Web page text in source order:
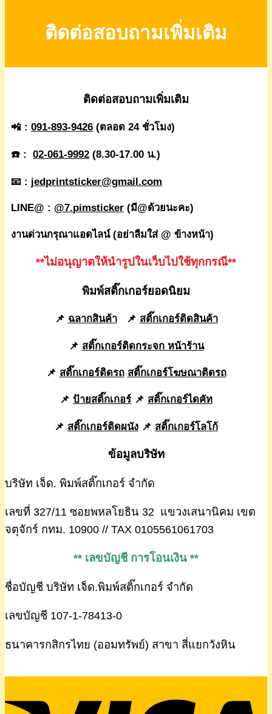
ติดต่อสอบถามเพิ่มเติม
ติดต่อสอบถามเพิ่มเติม
📲 : 091-893-9426 (ตลอด 24 ชั่วโมง)
☎️ : 02-061-9992 (8.30-17.00 น.)
📧 : jedprintsticker@gmail.com
LINE@ : @7.pimsticker (มี@ด้วยนะคะ)
งานด่วนกรุณาแอดไลน์ (อย่าลืมใส่ @ ข้างหน้า)
**ไม่อนุญาตให้นำรูปในเว็บไปใช้ทุกกรณี**
พิมพ์สติ๊กเกอร์ยอดนิยม
📌 ฉลากสินค้า📌 สติ๊กเกอร์ติดสินค้า
📌 สติ๊กเกอร์ติดกระจก หน้าร้าน
📌 สติ๊กเกอร์ติดรถ สติ๊กเกอร์โฆษณาติดรถ
📌 ป้ายสติ๊กเกอร์ 📌 สติ๊กเกอร์ไดคัท
📌 สติ๊กเกอร์ติดผนัง 📌 สติ๊กเกอร์โลโก้
ข้อมูลบริษัท
บริษัท เจ็ด. พิมพ์สติ๊กเกอร์ จำกัด
เลขที่ 327/11 ซอยพหลโยธิน 32 แขวงเสนานิคม เขต
จตุจักร์ กทม. 10900 // TAX 0105561061703
** เลขบัญชี การโอนเงิน **
ชื่อบัญชี บริษัท เจ็ด.พิมพ์สติ๊กเกอร์ จำกัด
เลขบัญชี 107-1-78413-0
ธนาคารกสิกรไทย (ออมทรัพย์) สาขา สี่แยกวังหิน